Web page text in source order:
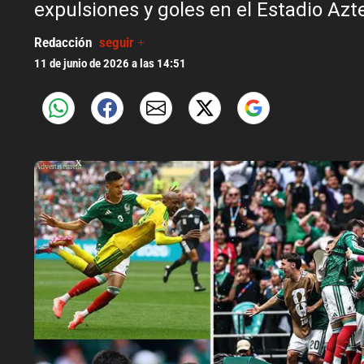
expulsiones y goles en el Estadio
Redacción seguir +
11 de junio de 2026 a las 14:51
X